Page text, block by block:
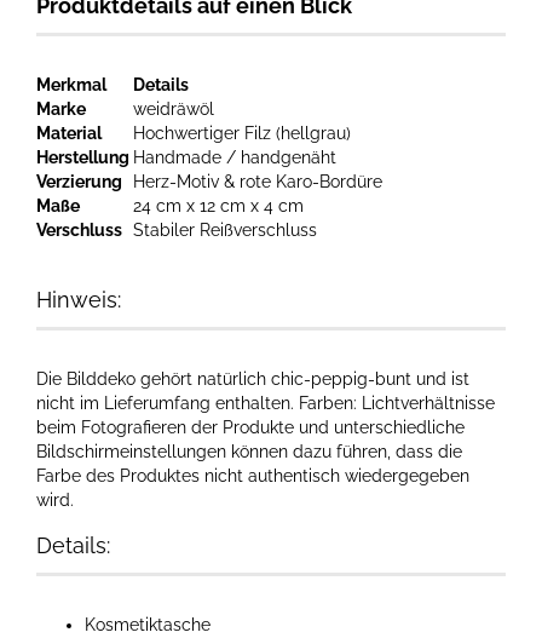
Produktdetails auf einen Blick
Merkmal
Details
Marke
weidräwöl
Material
Hochwertiger Filz (hellgrau)
Herstellung Handmade / handgenäht
Verzierung
Herz-Motiv & rote Karo-Bordüre
Maße
24 cm x 12 cm x 4 cm
Verschluss Stabiler Reißverschluss
Hinweis:
Die Bilddeko gehört natürlich chic-peppig-bunt und ist
nicht im Lieferumfang enthalten. Farben: Lichtverhältnisse
beim Fotografieren der Produkte und unterschiedliche
Bildschirmeinstellungen können dazu führen, dass die
Farbe des Produktes nicht authentisch wiedergegeben
wird.​
Details:
Kosmetiktasche